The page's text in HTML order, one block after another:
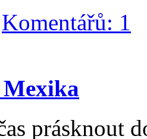
Komentářů: 1
Mexika
prásknout